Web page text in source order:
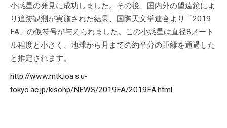
小惑星の発見に成功しました。その後、国内外の望遠鏡によ
り追跡観測が実施された結果、国際天文学連合より「2019
FA」の仮符号が与えられました。この小惑星は直径8メート
ル程度と小さく、地球から月までの約半分の距離を通過した
と推定されます。
http://www.mtk.ioa.s.u-
tokyo.ac.jp/kisohp/NEWS/2019FA/2019FA.html